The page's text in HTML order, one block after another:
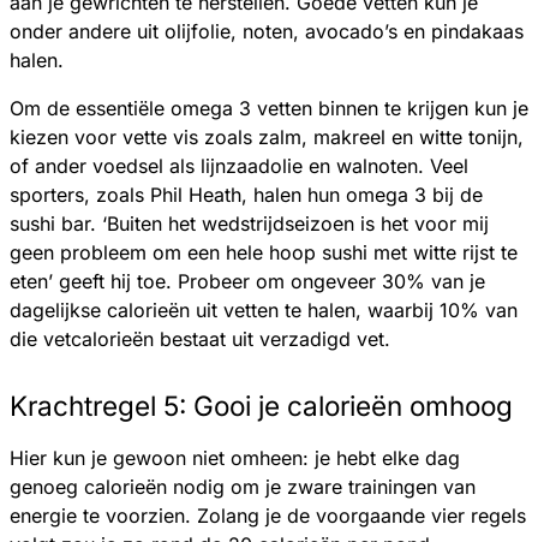
onder andere uit olijfolie, noten, avocado’s en pindakaas
halen.
Om de essentiële omega 3 vetten binnen te krijgen kun je
kiezen voor vette vis zoals zalm, makreel en witte tonijn,
of ander voedsel als lijnzaadolie en walnoten. Veel
sporters, zoals Phil Heath, halen hun omega 3 bij de
sushi bar. ‘Buiten het wedstrijdseizoen is het voor mij
geen probleem om een hele hoop sushi met witte rijst te
eten’ geeft hij toe. Probeer om ongeveer 30% van je
dagelijkse calorieën uit vetten te halen, waarbij 10% van
die vetcalorieën bestaat uit verzadigd vet.
Krachtregel 5: Gooi je calorieën omhoog
Hier kun je gewoon niet omheen: je hebt elke dag
genoeg calorieën nodig om je zware trainingen van
energie te voorzien. Zolang je de voorgaande vier regels